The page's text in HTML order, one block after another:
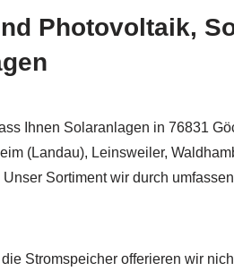
Photovoltaik,
Ihnen Solaranlagen in 76831
(Landau), Leinsweiler,
Sortiment wir durch
Stromspeicher offerieren wir